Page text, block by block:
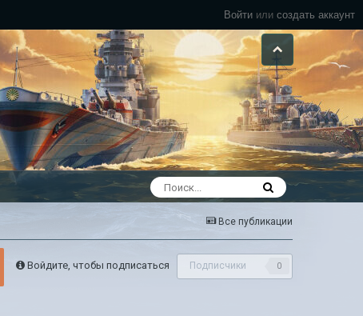
Войти или создать аккаунт
Все публикации
Войдите, чтобы подписаться Подписчики 0